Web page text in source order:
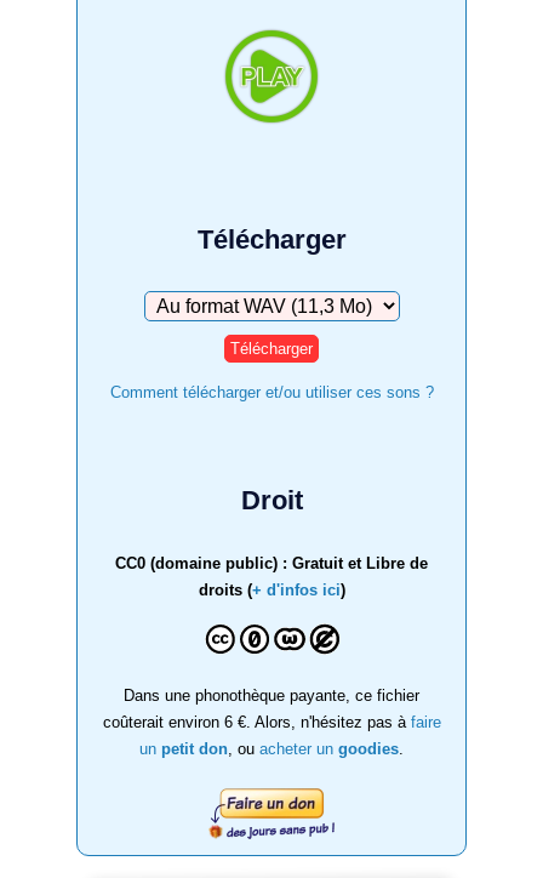
Télécharger
Télécharger
Comment télécharger et/ou utiliser ces sons ?
Droit
CC0 (domaine public) : Gratuit et Libre de
droits (+ d'infos ici)
Dans une phonothèque payante, ce fichier
coûterait environ 6 €. Alors, n'hésitez pas à faire
un petit don , ou acheter un goodies